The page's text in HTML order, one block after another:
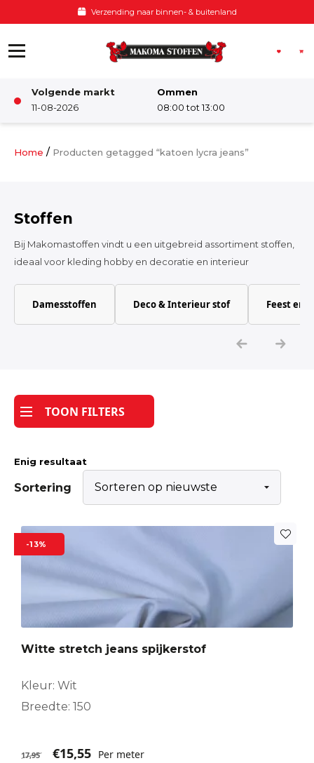
Verzending naar binnen- & buitenland
Volgende markt
11-08-2026
Ommen
08:00 tot 13:00
Damesstoffen
Katoen
Tijdpakker stof
Home / Producten getagged “katoen lycra jeans”
Stoffen
Bij Makomastoffen vindt u een uitgebreid assortiment stoffen,
ideaal voor kleding hobby en decoratie en interieur
Damesstoffen Deco & Interieur stof Feest en
TOON FILTERS
Enig resultaat
Sortering
-13%
Witte stretch jeans spijkerstof
Kleur: Wit
Breedte: 150
17,95 €15,55 Per meter